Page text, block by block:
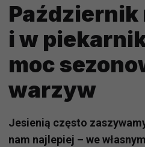
Październik
i w
moc
warzyw
Jesienią często
nam najlepiej – we